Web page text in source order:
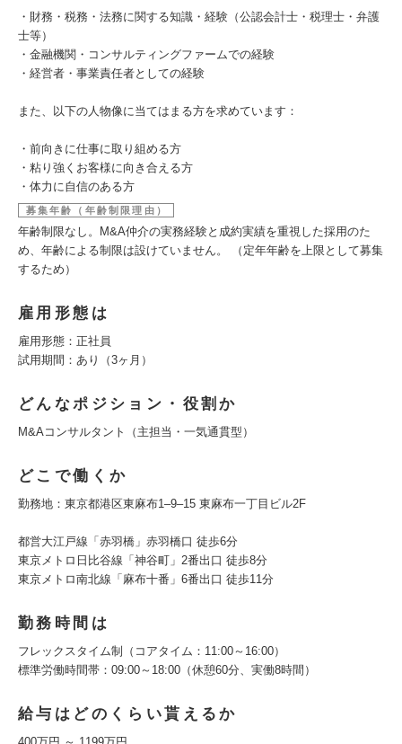
・財務・税務・法務に関する知識・経験（公認会計士・税理士・弁護
士等）
・金融機関・コンサルティングファームでの経験
・経営者・事業責任者としての経験
また、以下の人物像に当てはまる方を求めています：
・前向きに仕事に取り組める方
・粘り強くお客様に向き合える方
・体力に自信のある方
募集年齢（年齢制限理由）
年齢制限なし。M&A仲介の実務経験と成約実績を重視した採用のた
め、年齢による制限は設けていません。 （定年年齢を上限として募集
するため）
雇用形態は
雇用形態：正社員
試用期間：あり（3ヶ月）
どんなポジション・役割か
M&Aコンサルタント（主担当・一気通貫型）
どこで働くか
勤務地：東京都港区東麻布1‒9‒15 東麻布一丁目ビル2F
都営大江戸線「赤羽橋」赤羽橋口 徒歩6分
東京メトロ日比谷線「神谷町」2番出口 徒歩8分
東京メトロ南北線「麻布十番」6番出口 徒歩11分
勤務時間は
フレックスタイム制（コアタイム：11:00～16:00）
標準労働時間帯：09:00～18:00（休憩60分、実働8時間）
給与はどのくらい貰えるか